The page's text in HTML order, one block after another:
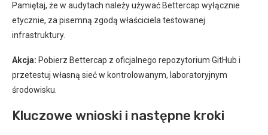
Pamiętaj, że w audytach należy używać Bettercap wyłącznie
etycznie, za pisemną zgodą właściciela testowanej
infrastruktury.
Akcja: Pobierz Bettercap z oficjalnego repozytorium GitHub i
przetestuj własną sieć w kontrolowanym, laboratoryjnym
środowisku.
Kluczowe wnioski i następne kroki